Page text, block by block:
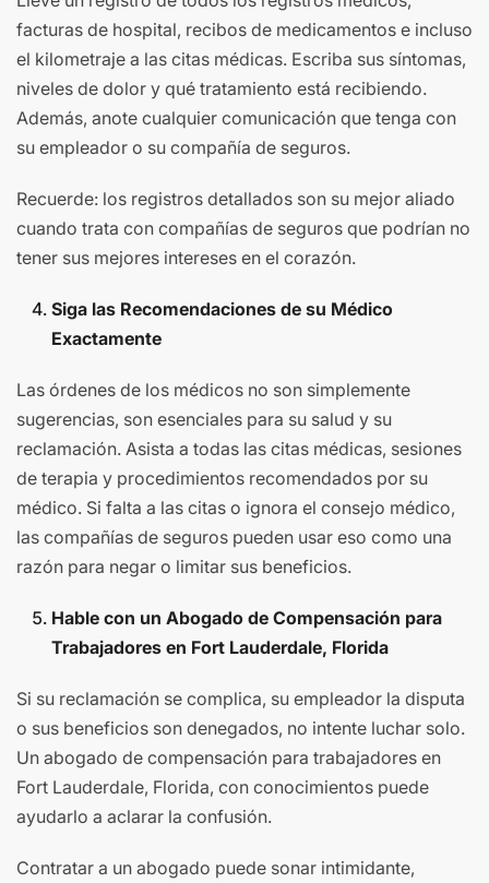
facturas de hospital, recibos de medicamentos e incluso
el kilometraje a las citas médicas. Escriba sus síntomas,
niveles de dolor y qué tratamiento está recibiendo.
Además, anote cualquier comunicación que tenga con
su empleador o su compañía de seguros.
Recuerde: los registros detallados son su mejor aliado
cuando trata con compañías de seguros que podrían no
tener sus mejores intereses en el corazón.
Siga las Recomendaciones de su Médico
Exactamente
Las órdenes de los médicos no son simplemente
sugerencias, son esenciales para su salud y su
reclamación. Asista a todas las citas médicas, sesiones
de terapia y procedimientos recomendados por su
médico. Si falta a las citas o ignora el consejo médico,
las compañías de seguros pueden usar eso como una
razón para negar o limitar sus beneficios.
Hable con un Abogado de Compensación para
Trabajadores en Fort Lauderdale, Florida
Si su reclamación se complica, su empleador la disputa
o sus beneficios son denegados, no intente luchar solo.
Un abogado de compensación para trabajadores en
Fort Lauderdale, Florida, con conocimientos puede
ayudarlo a aclarar la confusión.
Contratar a un abogado puede sonar intimidante,